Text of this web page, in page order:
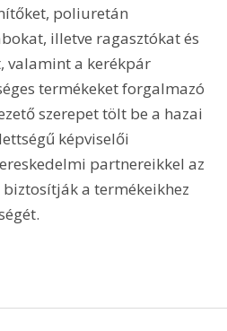
poliuretán
illetve ragasztókat és
valamint a kerékpár
termékeket forgalmazó
szerepet tölt be a hazai
képviselői
partnereikkel az
a termékeikhez